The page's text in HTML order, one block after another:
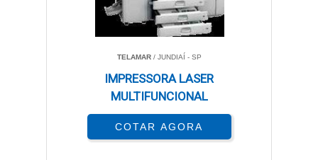
TELAMAR/ JUNDIAÍ - SP
IMPRESSORA LASER
MULTIFUNCIONAL
COTAR AGORA